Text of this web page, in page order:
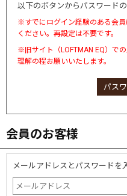
以下のボタンからパスワード
※すでにログイン経験のある会
ください。再設定は不要です。
※旧サイト（LOFTMAN EQ）で
理解の程お願いいたします。
パス
会員のお客様
メールアドレスとパスワードを